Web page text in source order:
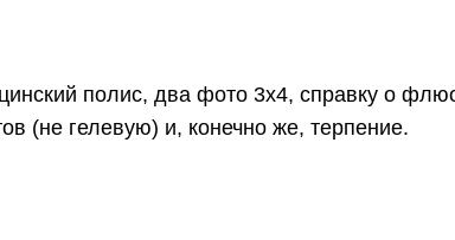
полис, два фото 3х4, справку о
(не гелевую) и, конечно же, терпение.